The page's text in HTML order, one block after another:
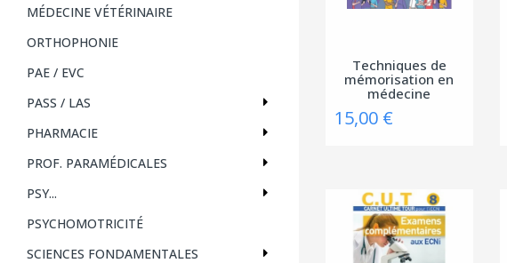
MÉDECINE VÉTÉRINAIRE
ORTHOPHONIE
PAE / EVC
PASS / LAS
PHARMACIE
PROF. PARAMÉDICALES
PSY...
PSYCHOMOTRICITÉ
SCIENCES FONDAMENTALES
Techniques de
mémorisation en
médecine
15,00 €